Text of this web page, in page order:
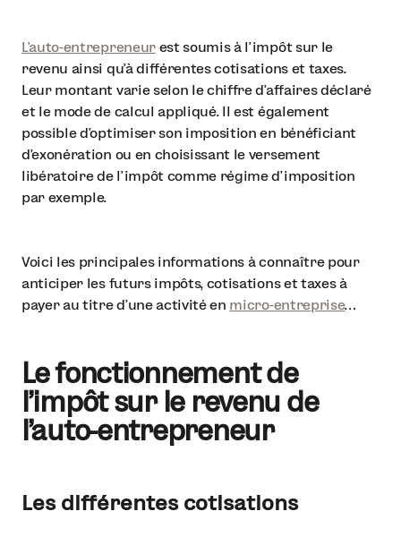
L’auto-entrepreneurest soumis à l’impôt sur le
revenu ainsi qu’à différentes cotisations et taxes.
Leur montant varie selon le chiffre d’affaires déclaré
et le mode de calcul appliqué. Il est également
possible d’optimiser son imposition en bénéficiant
d’exonération ou en choisissant le versement
libératoire de l’impôt comme régime d’imposition
par exemple.
Voici les principales informations à connaître pour
anticiper les futurs impôts, cotisations et taxes à
payer au titre d’une activité en micro-entreprise…
Le fonctionnement de
l’impôt sur le revenu de
l’auto-entrepreneur
Les différentes cotisations